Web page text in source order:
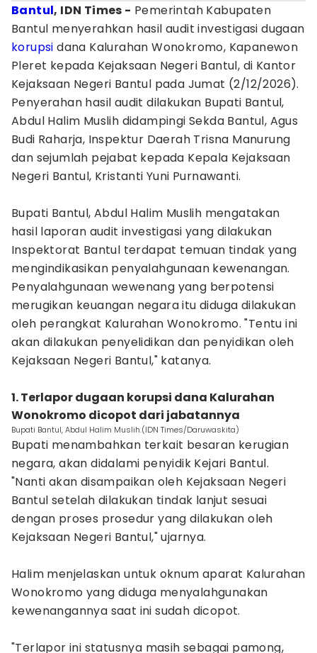
Bantul, IDN Times - Pemerintah Kabupaten
Bantul menyerahkan hasil audit investigasi dugaan
korupsi dana Kalurahan Wonokromo, Kapanewon
Pleret kepada Kejaksaan Negeri Bantul, di Kantor
Kejaksaan Negeri Bantul pada Jumat (2/12/2026).
Penyerahan hasil audit dilakukan Bupati Bantul,
Abdul Halim Muslih didampingi Sekda Bantul, Agus
Budi Raharja, Inspektur Daerah Trisna Manurung
dan sejumlah pejabat kepada Kepala Kejaksaan
Negeri Bantul, Kristanti Yuni Purnawanti.
‎Bupati Bantul, Abdul Halim Muslih mengatakan
hasil laporan audit investigasi yang dilakukan
Inspektorat Bantul terdapat temuan tindak yang
mengindikasikan penyalahgunaan kewenangan.
Penyalahgunaan wewenang yang berpotensi
merugikan keuangan negara itu diduga dilakukan
oleh perangkat Kalurahan Wonokromo. "Tentu ini
akan dilakukan penyelidikan dan penyidikan oleh
Kejaksaan Negeri Bantul," katanya.
1. Terlapor dugaan korupsi dana Kalurahan
Wonokromo dicopot dari jabatannya
Bupati Bantul, Abdul Halim Muslih.(IDN Times/Daruwaskita)
Bupati menambahkan terkait besaran kerugian
negara, akan didalami penyidik Kejari Bantul.
‎"Nanti akan disampaikan oleh Kejaksaan Negeri
Bantul setelah dilakukan tindak lanjut sesuai
dengan proses prosedur yang dilakukan oleh
Kejaksaan Negeri Bantul," ujarnya.
‎Halim menjelaskan untuk oknum aparat Kalurahan
Wonokromo yang diduga menyalahgunakan
kewenangannya saat ini sudah dicopot.
‎"Terlapor ini statusnya masih sebagai pamong,